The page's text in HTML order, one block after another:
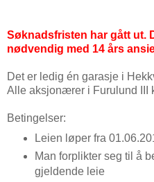
Søknadsfristen har gått ut.
nødvendig med 14 års
Det er ledig én garasje i
Alle aksjonærer i Furulund III
Betingelser:
Leien løper fra
Man forplikter seg til å
gjeldende leie